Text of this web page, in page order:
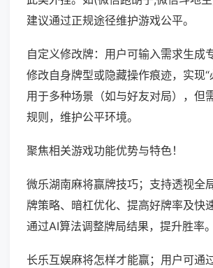
建议通过正规途径维护游戏公平。
自定义修改牌：用户可输入需求生成
修改自身牌型或隐藏操作痕迹，实现“
用于多种场景（如与好友对局），但
规则，维护公平环境。
聚焦相关游戏功能优势与特色！
微乐湖南麻将赢牌技巧；支持透视全
牌策略、暗杠优化、提高好牌率及快
通过AI算法调整牌局结果，提升胜率。
长乐互娱麻将怎样才能赢；用户可通